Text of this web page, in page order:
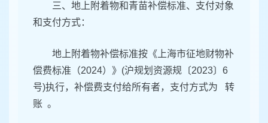
三、地上附着物和青苗补偿标准、支付对象
和支付方式：
地上附着物补偿标准按《上海市征地财物补
偿费标准（2024）》(沪规划资源规〔2023〕6
号)执行，补偿费支付给所有者，支付方式为 转
账 。